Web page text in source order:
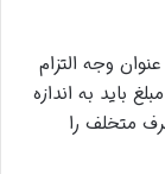
وجه التزام
باید به اندازه
متخلف را